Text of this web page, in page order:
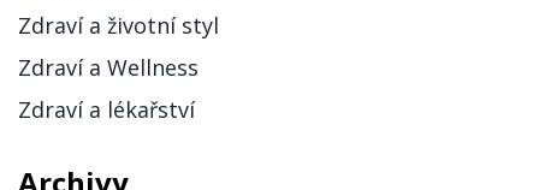
Zdraví a životní styl
Zdraví a Wellness
Zdraví a lékařství